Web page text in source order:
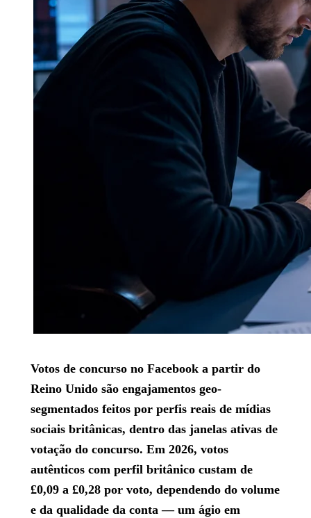
Votos de concurso no Facebook a partir do
Reino Unido são engajamentos geo-
segmentados feitos por perfis reais de mídias
sociais britânicas, dentro das janelas ativas de
votação do concurso. Em 2026, votos
autênticos com perfil britânico custam de
£0,09 a £0,28 por voto, dependendo do volume
e da qualidade da conta — um ágio em